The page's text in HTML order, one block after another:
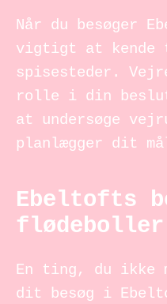
Når du besøger
vigtigt at kende
spisesteder.
rolle i din
at undersøge
planlægger dit
Ebeltofts
flødeboller
En ting, du ikke
dit besøg i